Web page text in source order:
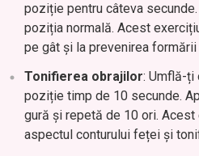
poziție pentru câteva
poziția normală. Acest
pe gât și la prevenirea
Tonifierea obrajilor: Umflă-ți
poziție timp de 10 secunde.
gură și repetă de 10 ori.
aspectul conturului feței și